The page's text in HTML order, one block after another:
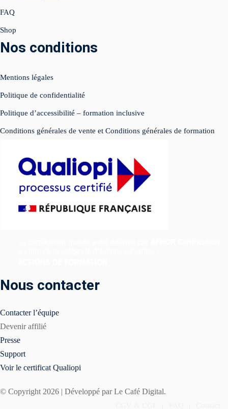
Live
Business
réseaux sociaux
FAQ
Shop
Nos conditions
Mentions légales
Politique de confidentialité
Politique d’accessibilité – formation inclusive
Conditions générales de vente et Conditions générales de formation
Nous contacter
Contacter l’équipe
Devenir affilié
Presse
Support
Voir le certificat Qualiopi
© Copyright 2026 | Développé par Le Café Digital.